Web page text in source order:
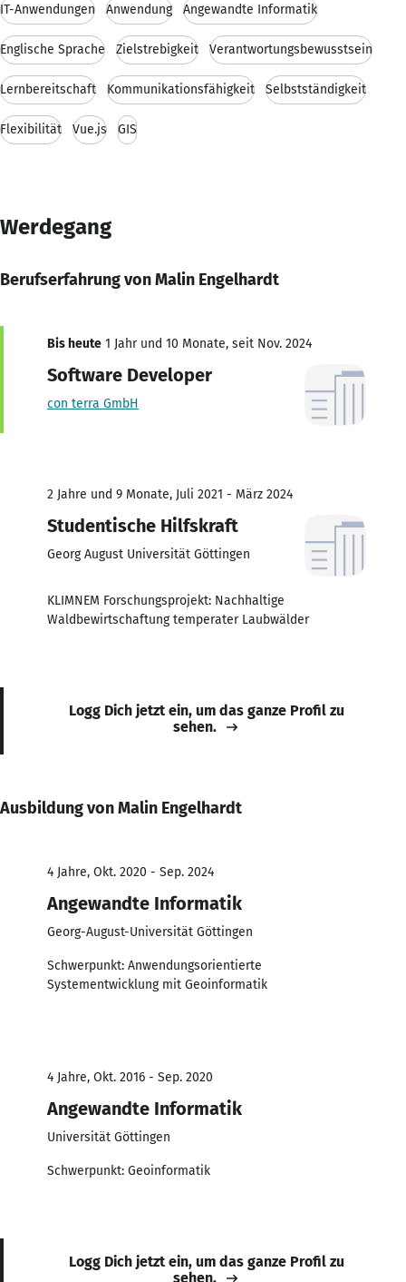
IT-Anwendungen Anwendung Angewandte Informatik
Englische Sprache Zielstrebigkeit Verantwortungsbewusstsein
Lernbereitschaft Kommunikationsfähigkeit Selbstständigkeit
Flexibilität Vue.js GIS
Werdegang
Berufserfahrung von Malin Engelhardt
Bis heute 1 Jahr und 10 Monate, seit Nov. 2024
Software Developer
con terra GmbH
2 Jahre und 9 Monate, Juli 2021 - März 2024
Studentische Hilfskraft
Georg August Universität Göttingen
KLIMNEM Forschungsprojekt: Nachhaltige
Waldbewirtschaftung temperater Laubwälder
Logg Dich jetzt ein, um das ganze Profil zu
sehen.
Ausbildung von Malin Engelhardt
4 Jahre, Okt. 2020 - Sep. 2024
Angewandte Informatik
Georg-August-Universität Göttingen
Schwerpunkt: Anwendungsorientierte
Systementwicklung mit Geoinformatik
4 Jahre, Okt. 2016 - Sep. 2020
Angewandte Informatik
Universität Göttingen
Schwerpunkt: Geoinformatik
Logg Dich jetzt ein, um das ganze Profil zu
sehen.